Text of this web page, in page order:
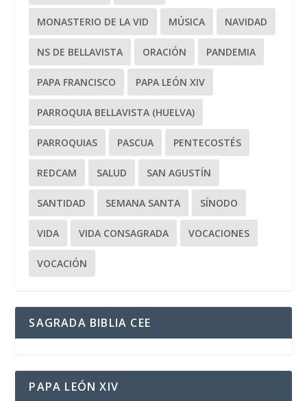
MONASTERIO DE LA VID MÚSICA NAVIDAD
NS DE BELLAVISTA ORACIÓN PANDEMIA
PAPA FRANCISCO PAPA LEÓN XIV
PARROQUIA BELLAVISTA (HUELVA)
PARROQUIAS PASCUA PENTECOSTÉS
REDCAM SALUD SAN AGUSTÍN
SANTIDAD SEMANA SANTA SÍNODO
VIDA VIDA CONSAGRADA VOCACIONES
VOCACIÓN
SAGRADA BIBLIA CEE
PAPA LEÓN XIV